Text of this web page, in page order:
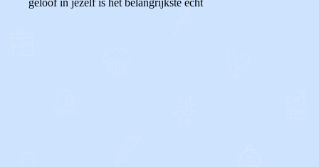
geloof in jezelf is het belangrijkste echt